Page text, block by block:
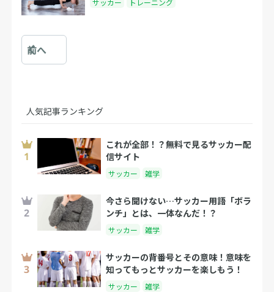
サッカー トレーニング
前へ
人気記事ランキング
これが全部！？無料で見るサッカー配
信サイト
サッカー 雑学
今さら聞けない…サッカー用語「ボラ
ンチ」とは、一体なんだ！？
サッカー 雑学
サッカーの背番号とその意味！意味を
知ってもっとサッカーを楽しもう！
サッカー 雑学